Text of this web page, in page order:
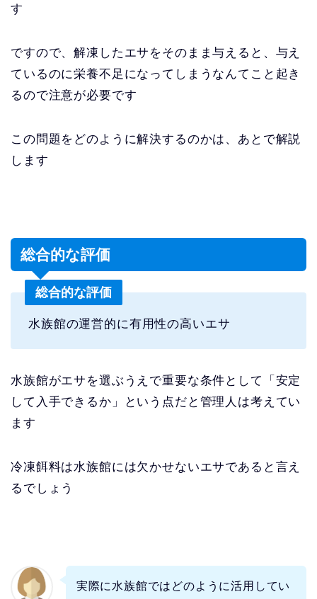
す
ですので、解凍したエサをそのまま与えると、与え
ているのに栄養不足になってしまうなんてこと起き
るので注意が必要です
この問題をどのように解決するのかは、あとで解説
します
総合的な評価
総合的な評価
水族館の運営的に有用性の高いエサ
水族館がエサを選ぶうえで重要な条件として「安定
して入手できるか」という点だと管理人は考えてい
ます
冷凍餌料は水族館には欠かせないエサであると言え
るでしょう
実際に水族館ではどのように活用してい